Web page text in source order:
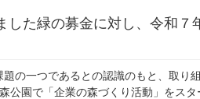
た緑の募金に対し、令和
の一つであるとの認識のもと、取り
園で「企業の森づくり活動」をス